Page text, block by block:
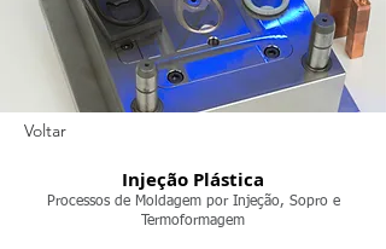
Voltar
Injeção Plástica
Processos de Moldagem por Injeção, Sopro e
Termoformagem